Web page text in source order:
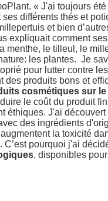
« J'ai toujours
différents thés et
et bien
expliquait comment
le tilleul, le
les plantes. Je
pour lutter contre
produits bons et
cosmétiques sur
le coût du produit
éthiques. J'ai
des ingrédients
la toxicité
pourquoi j'ai
, disponibles